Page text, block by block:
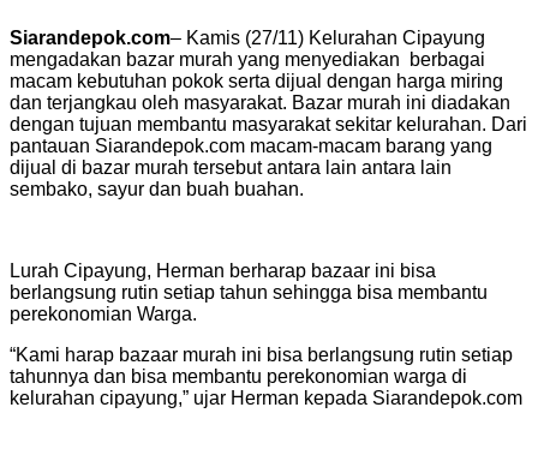
Siarandepok.com– Kamis (27/11) Kelurahan Cipayung
mengadakan bazar murah yang menyediakan berbagai
macam kebutuhan pokok serta dijual dengan harga miring
dan terjangkau oleh masyarakat. Bazar murah ini diadakan
dengan tujuan membantu masyarakat sekitar kelurahan. Dari
pantauan Siarandepok.com macam-macam barang yang
dijual di bazar murah tersebut antara lain antara lain
sembako, sayur dan buah buahan.
Lurah Cipayung, Herman berharap bazaar ini bisa
berlangsung rutin setiap tahun sehingga bisa membantu
perekonomian Warga.
“Kami harap bazaar murah ini bisa berlangsung rutin setiap
tahunnya dan bisa membantu perekonomian warga di
kelurahan cipayung,” ujar Herman kepada Siarandepok.com